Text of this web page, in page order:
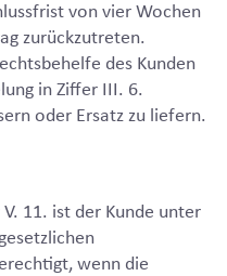
von vier Wochen
zurückzutreten.
des Kunden
in Ziffer III. 6.
oder Ersatz zu liefern.
11. ist der Kunde unter
wenn die